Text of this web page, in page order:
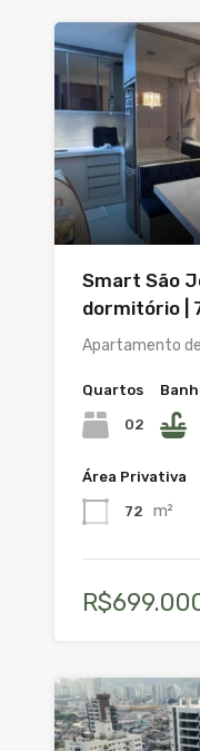
Smart São
dormitório |
Apartamento
Quartos
02
Área Privativa
72 m²